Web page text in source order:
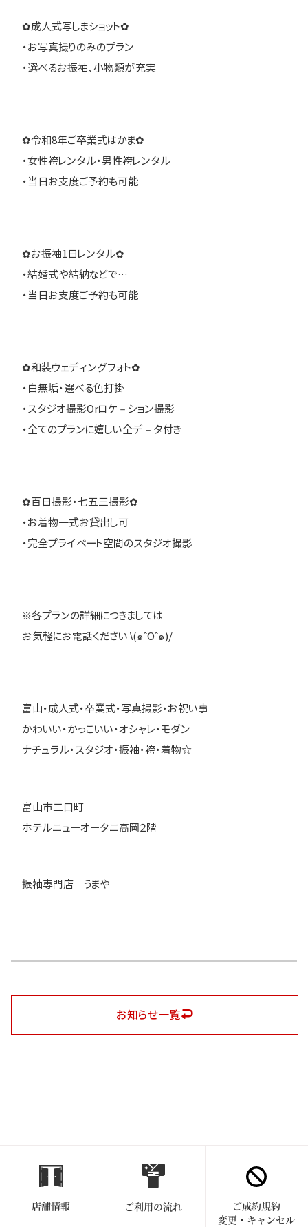
✿成人式写しまショット✿
・お写真撮りのみのプラン
・選べるお振袖、小物類が充実
✿令和8年ご卒業式はかま✿
・女性袴レンタル・男性袴レンタル
・当日お支度ご予約も可能
✿お振袖1日レンタル✿
・結婚式や結納などで…
・当日お支度ご予約も可能
✿和装ウェディングフォト✿
・白無垢・選べる色打掛
・スタジオ撮影Orロケ－ション撮影
・全てのプランに嬉しい全デ－タ付き
✿百日撮影・七五三撮影✿
・お着物一式お貸出し可
・完全プライベート空間のスタジオ撮影
※各プランの詳細につきましては
お気軽にお電話ください \(๑ˆOˆ๑)/
富山・成人式・卒業式・写真撮影・お祝い事
かわいい・かっこいい・オシャレ・モダン
ナチュラル・スタジオ・振袖・袴・着物☆
富山市二口町
ホテルニューオータニ高岡２階
振袖専門店 うまや
お知らせ一覧
店舗情報 ご利用の流れ
ご成約規約
変更・キャンセル